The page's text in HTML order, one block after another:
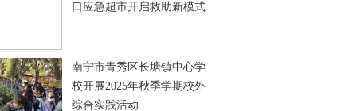
口应急超市开启救助新模式
南宁市青秀区长塘镇中心学
校开展2025年秋季学期校外
综合实践活动